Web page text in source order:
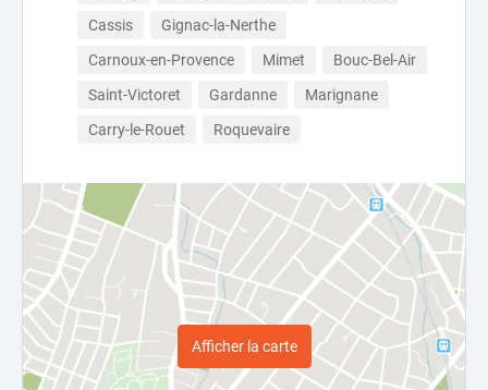
Cassis
Gignac-la-Nerthe
Carnoux-en-Provence
Mimet
Bouc-Bel-Air
Saint-Victoret
Gardanne
Marignane
Carry-le-Rouet
Roquevaire
Afficher la carte